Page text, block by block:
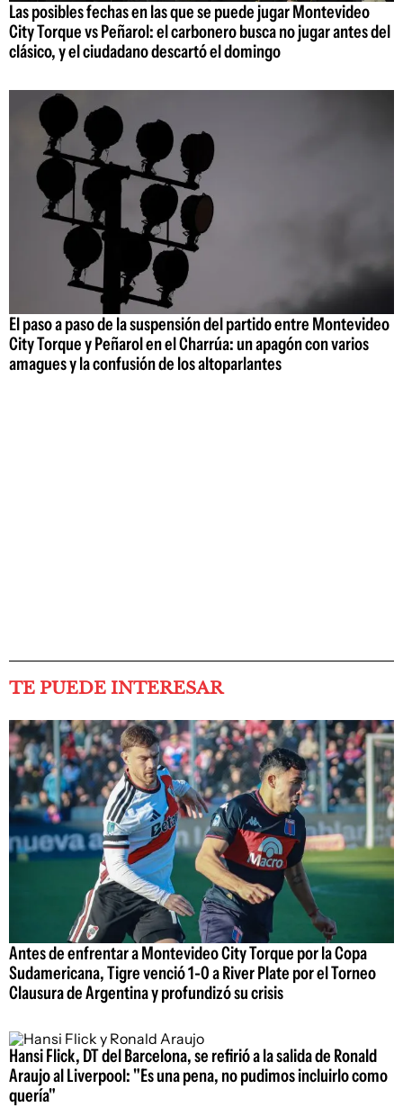
Las posibles fechas en las que se puede jugar Montevideo
City Torque vs Peñarol: el carbonero busca no jugar antes del
clásico, y el ciudadano descartó el domingo
El paso a paso de la suspensión del partido entre Montevideo
City Torque y Peñarol en el Charrúa: un apagón con varios
amagues y la confusión de los altoparlantes
TE PUEDE INTERESAR
Antes de enfrentar a Montevideo City Torque por la Copa
Sudamericana, Tigre venció 1-0 a River Plate por el Torneo
Clausura de Argentina y profundizó su crisis
Hansi Flick, DT del Barcelona, se refirió a la salida de Ronald
Araujo al Liverpool: "Es una pena, no pudimos incluirlo como
quería"